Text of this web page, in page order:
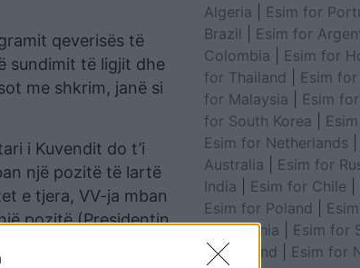
qeverisës të
sundimit të ligjit dhe
me shkrim, janë si
i Kuvendit do t’i
një pozitë të lartë
e tjera, VV-ja mban
pozitë (Presidentin,
Algeria
Esim for
Brazil
Esim for
Colombia
Esim for
for Thailand
Esim
for Malaysia
Esim
for South Korea
Esim for Netherlands
Australia
Esim for
India
Esim for Chile
Esim for Poland
Macedonia
Esim for
for Finland
Esim for